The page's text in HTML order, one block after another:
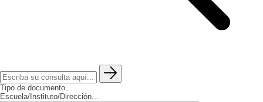
Tipo de documento...
Escuela/Instituto/Dirección...